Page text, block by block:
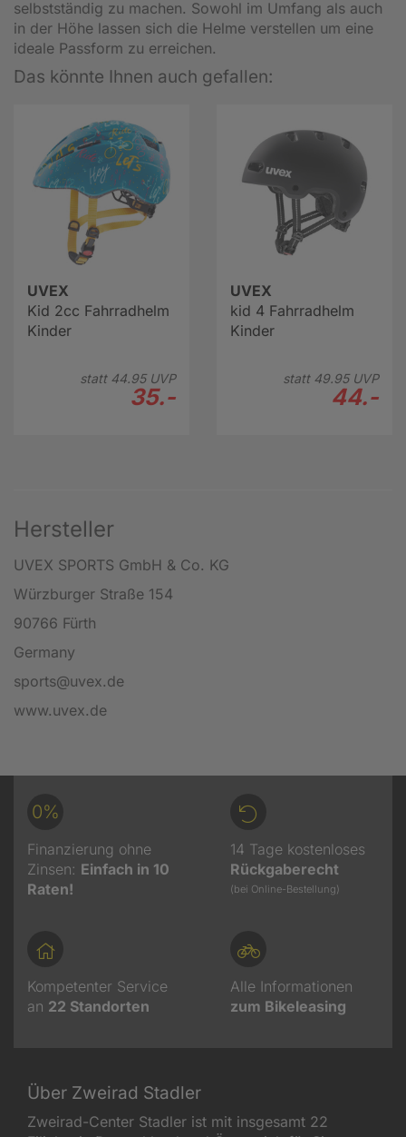
selbstständig zu machen. Sowohl im Umfang als auch
in der Höhe lassen sich die Helme verstellen um eine
ideale Passform zu erreichen.
Das könnte Ihnen auch gefallen:
UVEX
Kid 2cc Fahrradhelm
Kinder
statt 44.95UVP
35.-
UVEX
kid 4 Fahrradhelm
Kinder
statt 49.95UVP
44.-
Hersteller
UVEX SPORTS GmbH & Co. KG
Würzburger Straße 154
90766 Fürth
Germany
sports@uvex.de
www.uvex.de
0%
Finanzierung ohne
Zinsen: Einfach in 10
Raten!
14 Tage kostenloses
Rückgaberecht
(bei Online-Bestellung)
Kompetenter Service
an 22 Standorten
Alle Informationen
zum Bikeleasing
Über Zweirad Stadler
Zweirad-Center Stadler ist mit insgesamt 22